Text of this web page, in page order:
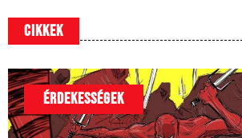
Cikkek
ÉRDEKESSÉGEK